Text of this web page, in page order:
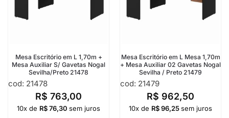
Mesa Escritório em L 1,70m +
Mesa Auxiliar S/ Gavetas Nogal
Sevilha/Preto 21478
cod: 21478
R$ 763,00
10x de R$76,30 sem juros
Mesa Escritório em L Mesa 1,70m
+ Mesa Auxiliar 02 Gavetas Nogal
Sevilha / Preto 21479
cod: 21479
R$ 962,50
10x de R$96,25sem juros